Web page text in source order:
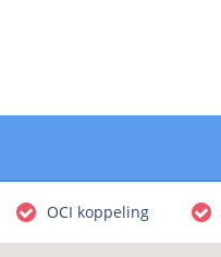
OCI koppeling